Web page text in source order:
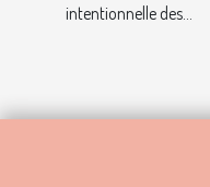
intentionnelle des...